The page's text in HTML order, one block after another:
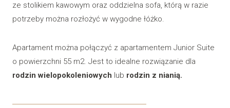
ze stolikiem kawowym oraz oddzielna sofa, którą w razie
potrzeby można rozłożyć w wygodne łóżko.
Apartament można połączyć z apartamentem Junior Suite
o powierzchni 55 m2. Jest to idealne rozwiązanie dla
rodzin wielopokoleniowych lub rodzin z nianią.